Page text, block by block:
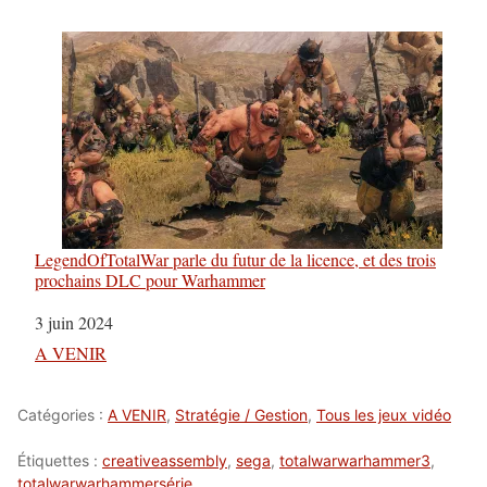
LegendOfTotalWar parle du futur de la licence, et des trois
prochains DLC pour Warhammer
Date
3 juin 2024
Par rapport à
A VENIR
Catégories : A VENIR, Stratégie / Gestion, Tous les jeux vidéo
Étiquettes : creativeassembly, sega, totalwarwarhammer3,